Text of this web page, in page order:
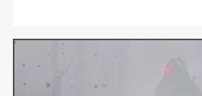
delle tribù Comanche e
agosto direttamente in